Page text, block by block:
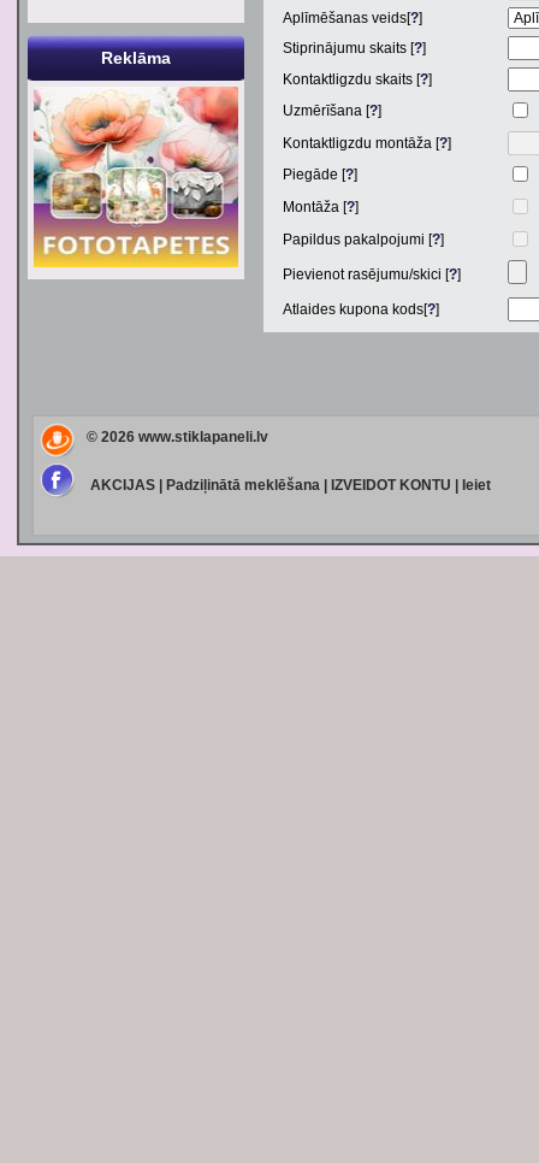
Aplīmēšanas veids[?]
Stiprinājumu skaits [?]
Kontaktligzdu skaits [?]
Uzmērīšana [?]
Kontaktligzdu montāža [?]
Piegāde [?]
Montāža [?]
Papildus pakalpojumi [?]
Pievienot rasējumu/skici [?]
Atlaides kupona kods[?]
Reklāma
© 2026 www.stiklapaneli.lv
AKCIJAS| Padziļinātā meklēšana| IZVEIDOT KONTU Ieiet